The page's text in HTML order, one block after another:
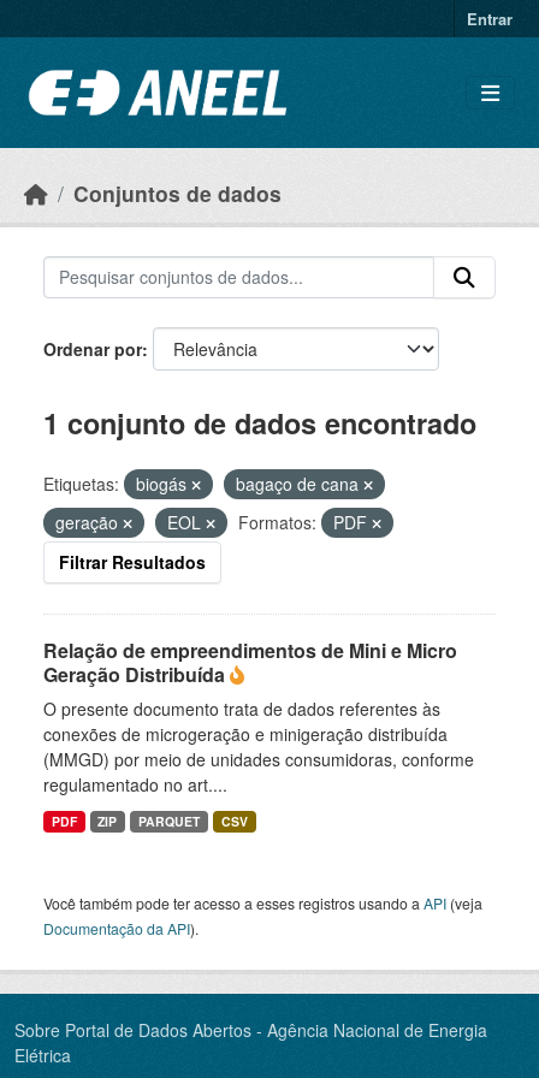
Entrar
Conjuntos de dados
Ordenar por
1 conjunto de dados encontrado
Etiquetas: biogás
bagaço de cana
geração
EOL Formatos:
PDF
Filtrar Resultados
Relação de empreendimentos de Mini e Micro
Geração Distribuída
O presente documento trata de dados referentes às
conexões de microgeração e minigeração distribuída
(MMGD) por meio de unidades consumidoras, conforme
regulamentado no art....
PDF ZIP PARQUET CSV
Você também pode ter acesso a esses registros usando a API (veja
Documentação da API).
Sobre Portal de Dados Abertos - Agência Nacional de Energia
Elétrica